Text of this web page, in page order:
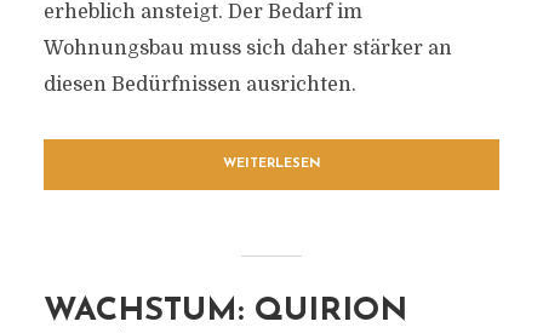
erheblich ansteigt. Der Bedarf im
Wohnungsbau muss sich daher stärker an
diesen Bedürfnissen ausrichten.
WEITERLESEN
WACHSTUM: QUIRION